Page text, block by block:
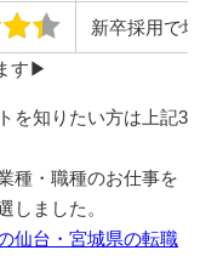
新卒採用で
す▶︎
を知りたい方は上記3
種・職種のお仕事を
しました。
仙台・宮城県の転職